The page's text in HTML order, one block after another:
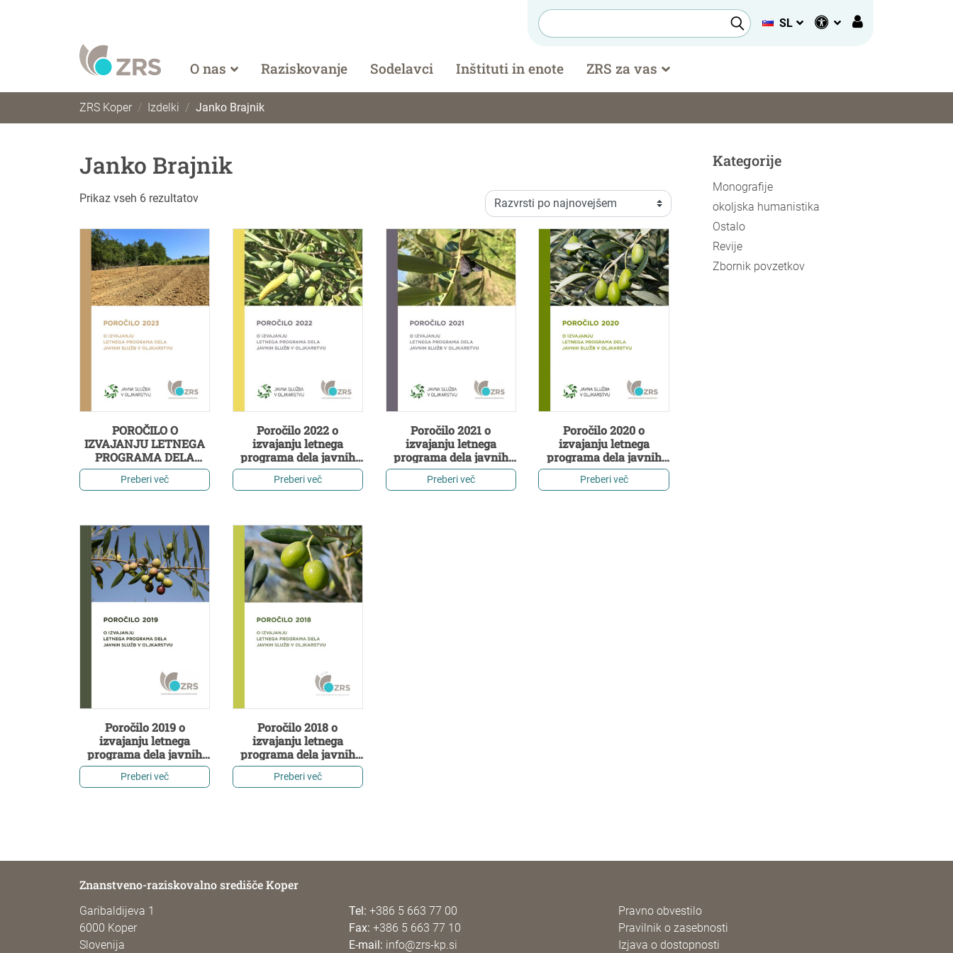
SL
O nas Raziskovanje Sodelavci Inštituti in enote ZRS za vas
ZRS Koper Izdelki Janko Brajnik
Janko Brajnik
Prikaz vseh 6 rezultatovRazvrščeno po datumu
POROČILO O
IZVAJANJU LETNEGA
PROGRAMA DELA
JAVNIH SLUŽB V
OLJKARSTVU ZA LETO
Preberi več
Poročilo 2022 o
izvajanju letnega
programa dela javnih
služb v oljkarstvu
Preberi več
Poročilo 2021 o
izvajanju letnega
programa dela javnih
služb v oljkarstvu
Preberi več
Poročilo 2020 o
izvajanju letnega
programa dela javnih
služb v oljkarstvu
Preberi več
Poročilo 2019 o
izvajanju letnega
programa dela javnih
služb v oljkarstvu
Preberi več
Poročilo 2018 o
izvajanju letnega
programa dela javnih
služb v oljkarstvu
Preberi več
Kategorije
Monografije
okoljska humanistika
Ostalo
Revije
Zbornik povzetkov
Znanstveno-raziskovalno središče Koper
Garibaldijeva 1
6000 Koper
Slovenija
Tel: +386 5 663 77 00
Fax: +386 5 663 77 10
E-mail: info@zrs-kp.si
Pravno obvestilo
Pravilnik o zasebnosti
Izjava o dostopnosti